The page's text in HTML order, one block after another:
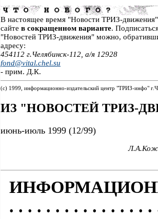
В настоящее время "Новости ТРИЗ-
сайте в сокращенном варианте.
"Новостей ТРИЗ-движения" можно,
адресу:
454112 г.Челябинск-112, а/я 12928
fond@vital.chel.su
- прим. Д.К.
(с) 1999, информационно-издательский центр "ТРИЗ-инфо"
ИЗ "НОВОСТЕЙ ТРИЗ-
июнь-июль 1999 (12/99)
. . . . . . . . . . . . . . .